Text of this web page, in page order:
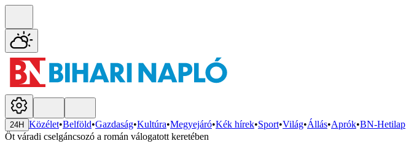
24H Közélet•Belföld•Gazdaság•Kultúra•Megyejáró•Kék hírek•Sport•Világ•Állás•Aprók•BN-Hetilap
Öt váradi cselgáncsozó a román válogatott keretében